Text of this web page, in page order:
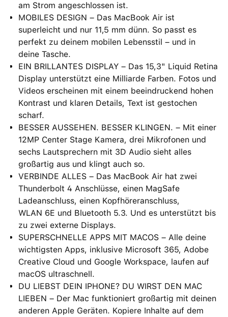
am Strom angeschlossen ist.
MOBILES DESIGN – Das MacBook Air ist
superleicht und nur 11,5 mm dünn. So passt es
perfekt zu deinem mobilen Lebensstil – und in
deine Tasche.
EIN BRILLANTES DISPLAY – Das 15,3" Liquid Retina
Display unterstützt eine Milliarde Farben. Fotos und
Videos erscheinen mit einem beein­druckend hohen
Kontrast und klaren Details, Text ist gestochen
scharf.
BESSER AUSSEHEN. BESSER KLINGEN. – Mit einer
12MP Center Stage Kamera, drei Mikrofonen und
sechs Lautsprechern mit 3D Audio sieht alles
großartig aus und klingt auch so.
VERBINDE ALLES – Das MacBook Air hat zwei
Thunderbolt 4 Anschlüsse, einen MagSafe
Ladeanschluss, einen Kopfhöreranschluss,
WLAN 6E und Bluetooth 5.3. Und es unterstützt bis
zu zwei externe Displays.
SUPERSCHNELLE APPS MIT MACOS – Alle deine
wichtigsten Apps, inklusive Microsoft 365, Adobe
Creative Cloud und Google Workspace, laufen auf
macOS ultraschnell.
DU LIEBST DEIN IPHONE? DU WIRST DEN MAC
LIEBEN – Der Mac funktioniert großartig mit deinen
anderen Apple Geräten. Kopiere Inhalte auf dem